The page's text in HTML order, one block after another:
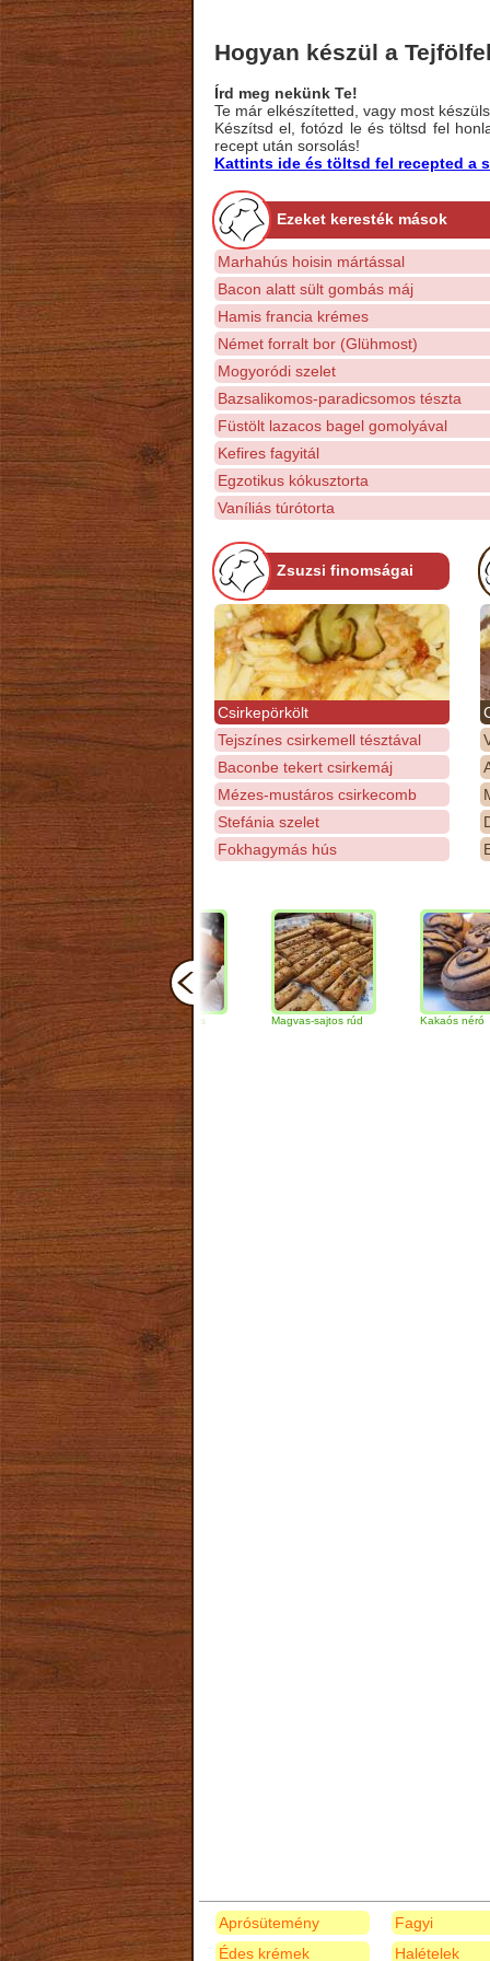
Hogyan készül a
Írd meg nekünk Te!
Te már elkészítetted, vagy most
Készítsd el, fotózd le és töltsd fel
recept után sorsolás!
Kattints ide és töltsd fel recepted a
Ezeket keresték mások
Marhahús hoisin mártással
Bacon alatt sült gombás máj
Hamis francia krémes
Német forralt bor (Glühmost)
Mogyoródi szelet
Bazsalikomos-paradicsomos tészta
Füstölt lazacos bagel gomolyával
Kefires fagyitál
Egzotikus kókusztorta
Vaníliás túrótorta
Zsuzsi finomságai
Csirkepörkölt
Tejszínes csirkemell tésztával
Baconbe tekert csirkemáj
Mézes-mustáros csirkecomb
Stefánia szelet
Fokhagymás hús
Csokoládés-diós
szendvics
Magvas-sajtos rúd Kakaós néró
Aprósütemény
Édes krémek
Fagyi
Halételek